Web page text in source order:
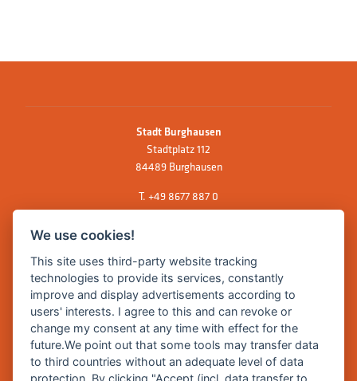
Stadt Burghausen
Stadtplatz 112
84489 Burghausen
T. +49 8677 887 0
E Mail:
Zentrale Webseite der Stadt Burghausen:
www.burghausen.de
Burghausen in leichter Sprache
We use cookies!
This site uses third-party website tracking
technologies to provide its services, constantly
improve and display advertisements according to
users' interests. I agree to this and can revoke or
change my consent at any time with effect for the
future.We point out that some tools may transfer data
to third countries without an adequate level of data